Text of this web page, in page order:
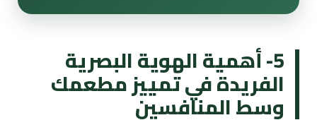
5- أهمية الهوية البصرية
الفريدة في تمييز مطعمك
وسط المنافسين